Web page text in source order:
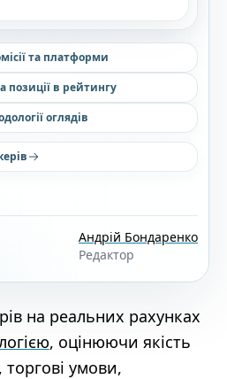
та платформи
позиції в рейтингу
оглядів
Андрій Бондаренко
Редактор
на реальних рахунках
, оцінюючи якість
умови,